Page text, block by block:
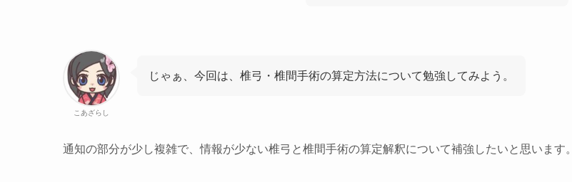
こあざらし
じゃぁ、今回は、椎弓・椎間手術の算定方法について勉強してみよう。
通知の部分が少し複雑で、情報が少ない椎弓と椎間手術の算定解釈について補強したいと思います。